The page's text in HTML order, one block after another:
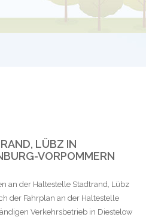
LÜBZ IN
VORPOMMERN
an der Haltestelle Stadtrand, Lübz
der Fahrplan an der Haltestelle
Verkehrsbetrieb in Diestelow